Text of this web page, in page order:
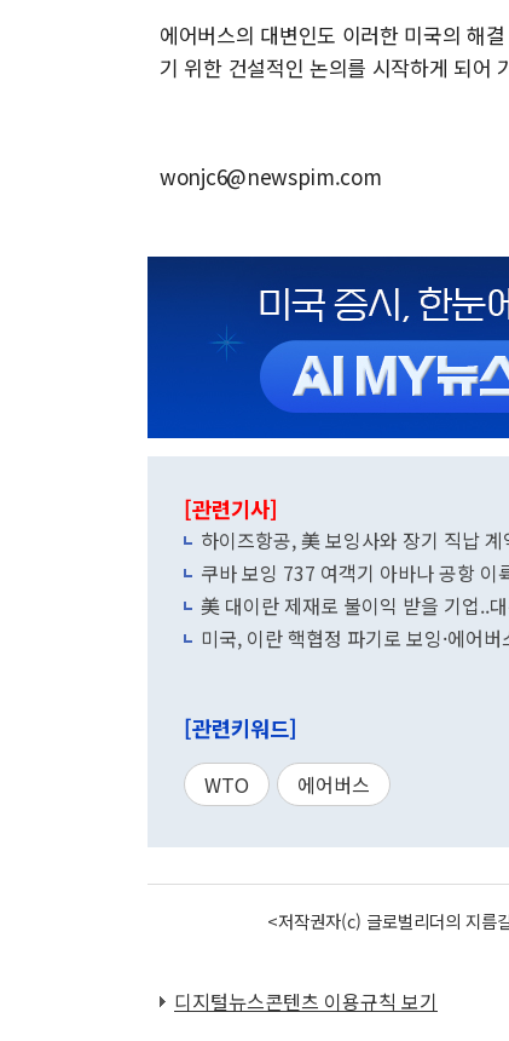
에어버스의 대변인도 이러한 미국의 해
기 위한 건설적인 논의를 시작하게 되어
wonjc6@newspim.com
[관련기사]
하이즈항공, 美 보잉사와 장기 직납 계
쿠바 보잉 737 여객기 아바나 공항 이
美 대이란 제재로 불이익 받을 기업..
미국, 이란 핵협정 파기로 보잉·에어
[관련키워드]
WTO 에어버스
<저작권자(c) 글로벌리더의 지
디지털뉴스콘텐츠 이용규칙 보기